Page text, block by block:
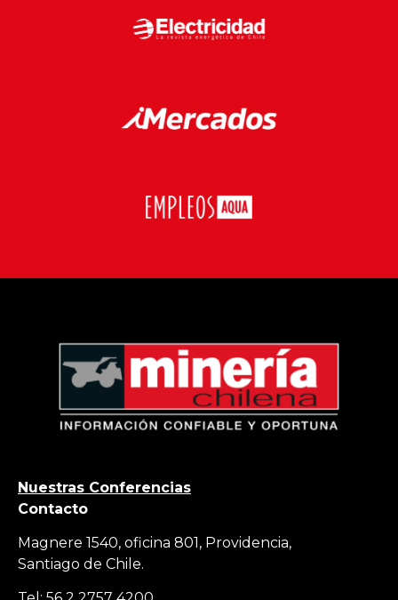
Nuestras Conferencias
Contacto
Magnere 1540, oficina 801, Providencia,
Santiago de Chile.